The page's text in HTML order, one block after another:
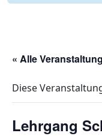
« Alle
Diese
Lehrgang